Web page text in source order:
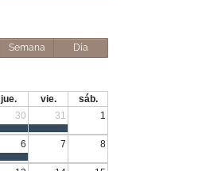
Semana Día
jue. vie.
sáb.
30 31 1
6 7 8